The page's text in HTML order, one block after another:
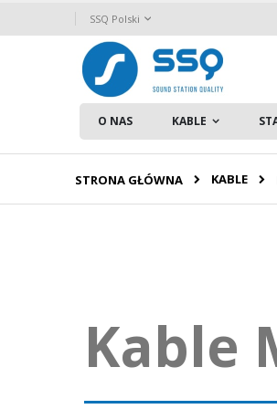
Przejdź
do
treści
Język
SSQ Polski
O NAS KABLE
STRONA GŁÓWNA KABLE
Kable